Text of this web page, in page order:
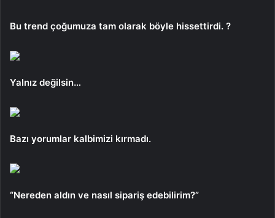
Bu trend çoğumuza tam olarak böyle hissettirdi. ?
Yalnız değilsin…
Bazı yorumlar kalbimizi kırmadı.
“Nereden aldın ve nasıl sipariş edebilirim?”